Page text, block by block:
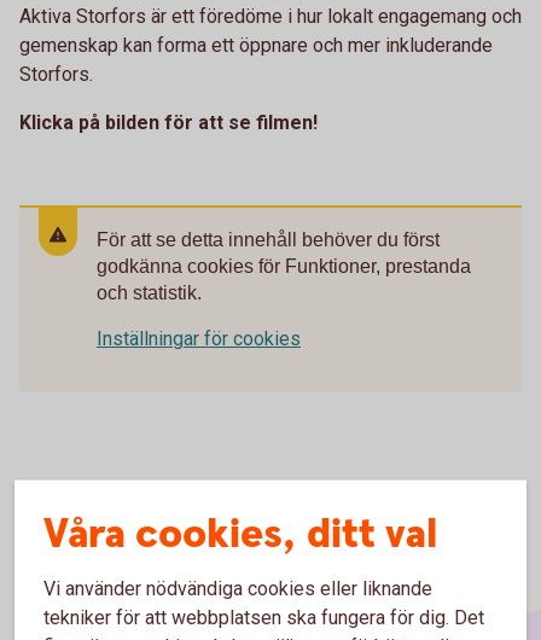
Aktiva Storfors är ett föredöme i hur lokalt engagemang och
gemenskap kan forma ett öppnare och mer inkluderande
Storfors.
Klicka på bilden för att se filmen!
För att se detta innehåll behöver du först
godkänna cookies för Funktioner, prestanda
och statistik.
Inställningar för cookies
Våra cookies, ditt val
Vi använder nödvändiga cookies eller liknande
tekniker för att webbplatsen ska fungera för dig. Det